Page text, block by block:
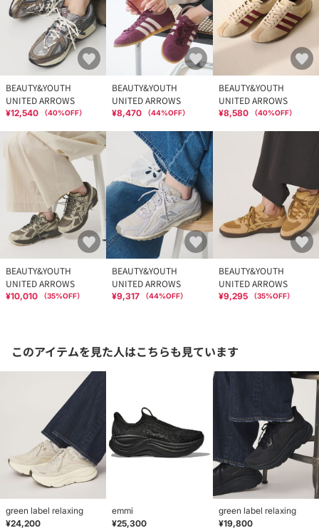
BEAUTY&YOUTH
UNITED ARROWS
¥12,540 （40%OFF）
BEAUTY&YOUTH
UNITED ARROWS
¥8,470 （44%OFF）
BEAUTY&YOUTH
UNITED ARROWS
¥8,580 （40%OFF）
BEAUTY&YOUTH
UNITED ARROWS
¥10,010 （35%OFF）
BEAUTY&YOUTH
UNITED ARROWS
¥9,317 （44%OFF）
BEAUTY&YOUTH
UNITED ARROWS
¥9,295 （35%OFF）